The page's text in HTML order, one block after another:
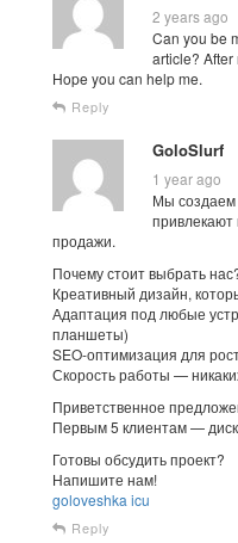
2 years ago
Can you be
article? After
Hope you can help me.
Reply
GoloSlurf
1 year ago
Мы создаем
привлекают
продажи.
Почему стоит выбрать
Креативный дизайн,
Адаптация под любые
планшеты)
SEO-оптимизация для
Скорость работы —
Приветственное
Первым 5 клиентам —
Готовы обсудить проект?
Напишите нам!
goloveshka icu
Reply